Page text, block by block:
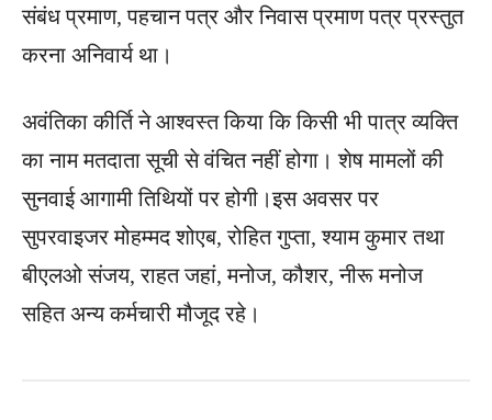
संबंध प्रमाण, पहचान पत्र और निवास प्रमाण पत्र प्रस्तुत
करना अनिवार्य था।
अवंतिका कीर्ति ने आश्वस्त किया कि किसी भी पात्र व्यक्ति
का नाम मतदाता सूची से वंचित नहीं होगा। शेष मामलों की
सुनवाई आगामी तिथियों पर होगी।इस अवसर पर
सुपरवाइजर मोहम्मद शोएब, रोहित गुप्ता, श्याम कुमार तथा
बीएलओ संजय, राहत जहां, मनोज, कौशर, नीरू मनोज
सहित अन्य कर्मचारी मौजूद रहे।